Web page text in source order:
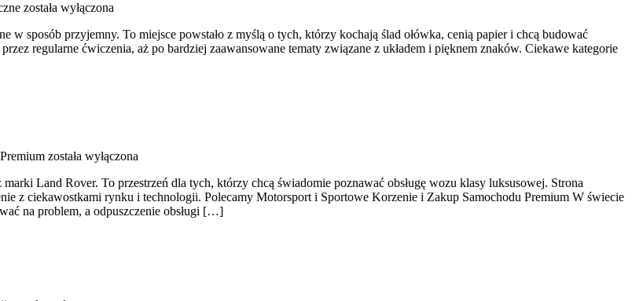
została wyłączona
sposób przyjemny. To miejsce powstało z myślą o tych, którzy kochają ślad ołówka, cenią papier i chcą budować
regularne ćwiczenia, aż po bardziej zaawansowane tematy związane z układem i pięknem znaków. Ciekawe kategorie
została wyłączona
Land Rover. To przestrzeń dla tych, którzy chcą świadomie poznawać obsługę wozu klasy luksusowej. Strona
z ciekawostkami rynku i technologii. Polecamy Motorsport i Sportowe Korzenie i Zakup Samochodu Premium W świecie
na problem, a odpuszczenie obsługi […]